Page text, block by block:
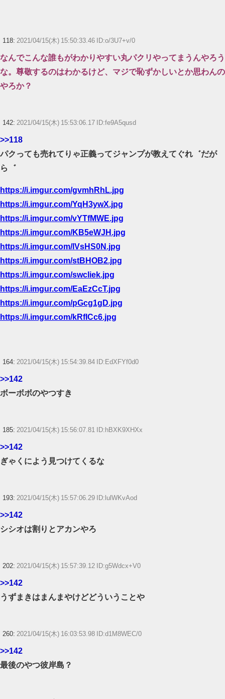
118: 2021/04/15(木) 15:50:33.46 ID:o/3U7+v/0
なんでこんな誰もがわかりやすい丸パクリやってまうんやろう
な。尊敬するのはわかるけど、マジで恥ずかしいとか思わんの
やろか？
142: 2021/04/15(木) 15:53:06.17 ID:fe9A5qusd
>>118
パクっても売れてりゃ正義ってジャンプが教えてぐれ゛だが
ら゛
https://i.imgur.com/gvmhRhL.jpg
https://i.imgur.com/YqH3ywX.jpg
https://i.imgur.com/vYTfMWE.jpg
https://i.imgur.com/KB5eWJH.jpg
https://i.imgur.com/lVsHS0N.jpg
https://i.imgur.com/stBHOB2.jpg
https://i.imgur.com/swcliek.jpg
https://i.imgur.com/EaEzCcT.jpg
https://i.imgur.com/pGcg1gD.jpg
https://i.imgur.com/kRfICc6.jpg
164: 2021/04/15(木) 15:54:39.84 ID:EdXFYf0d0
>>142
ボーボボのやつすき
185: 2021/04/15(木) 15:56:07.81 ID:hBXK9XHXx
>>142
ぎゃくによう見つけてくるな
193: 2021/04/15(木) 15:57:06.29 ID:lulWKvAod
>>142
シシオは割りとアカンやろ
202: 2021/04/15(木) 15:57:39.12 ID:g5Wdcx+V0
>>142
うずまきはまんまやけどどういうことや
260: 2021/04/15(木) 16:03:53.98 ID:d1M8WEC/0
>>142
最後のやつ彼岸島？